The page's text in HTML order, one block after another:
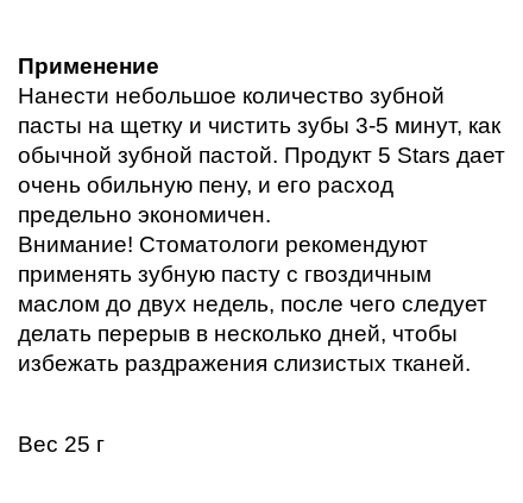
Применение
Нанести небольшое количество зубной
пасты на щетку и чистить зубы 3-5 минут, как
обычной зубной пастой. Продукт 5 Stars дает
очень обильную пену, и его расход
предельно экономичен.
Внимание! Стоматологи рекомендуют
применять зубную пасту с гвоздичным
маслом до двух недель, после чего следует
делать перерыв в несколько дней, чтобы
избежать раздражения слизистых тканей.
Вес 25 г